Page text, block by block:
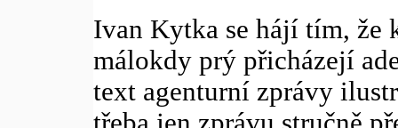
Ivan Kytka se hájí tím, že
málokdy prý přicházejí
text agenturní zprávy